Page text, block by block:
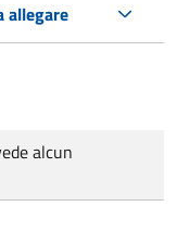
allegare
alcun